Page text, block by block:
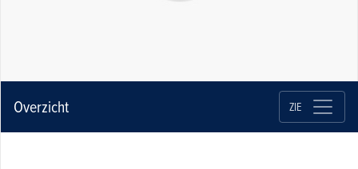
Overzicht ZIE